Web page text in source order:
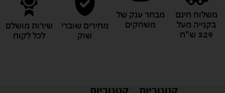
משלוח חינם
בקנייה מעל
329 ש"ח
מבחר ענק של
משחקים
מחירים שוברי
שוק
שירות מושלם
לכל לקוח
קטגוריות
קטגוריות